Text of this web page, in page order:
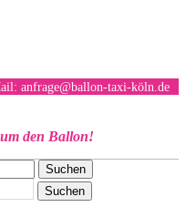
anfrage@ballon-taxi-köln.de
den Ballon!
Suchen
Suchen